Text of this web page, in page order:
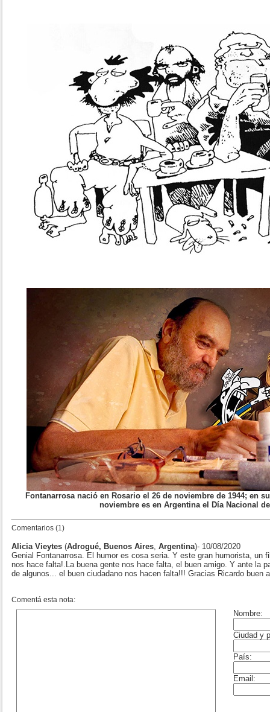
Fontanarrosa nació en Rosario el 26 de noviembre de 1944; en
noviembre es en Argentina el Día Nacional
Comentarios (1)
Alicia Vieytes (Adrogué, Buenos Aires, Argentina)- 10/08/2020
Genial Fontanarrosa. El humor es cosa seria. Y este gran humorista, un
nos hace falta!.La buena gente nos hace falta, el buen amigo. Y ante la
de algunos... el buen ciudadano nos hacen falta!!! Gracias Ricardo buen
Comentá esta nota: